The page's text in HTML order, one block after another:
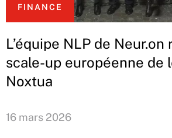
FINANCE
L’équipe NLP de Neur.on
scale-up européenne de
Noxtua
16 mars 2026